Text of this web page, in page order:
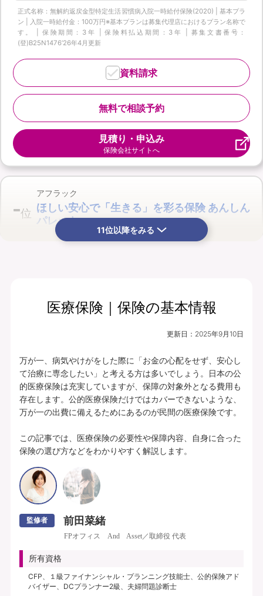
正式名称：無解約返戻金型特定生活習慣病入院一時給付保険(2020) | 基本プラ
ン | 入院一時給付金：100万円※基本プランは募集代理店におけるプラン名称で
す。 | 保険期間：3年 | 保険料払込期間：3年 | 募集文書番号：
(登)B25N1476‘26年4月更新
無料で相談予約
資料請求
見積り・申込み
保険会社サイトへ
-位
アフラック
ほしい安心で「生きる」を彩る保険 あんしん
パレット
月払保険料 保険期間
終身（総合先進医
プランの中身を見る
入院・手術・放射線治療、通院・先進医療
に備えられます。
豊富な特約ラインナップからお客さまのニ
ーズに合わせて保障を充実させることがで
きます。
あんしんパレット｜ていばん医療｜保険料払方タイプ：定額タイプ｜個別取扱
｜入院給付金日額5,000円（60日型）、通院給付金日額5,000円、手術・放射
線治療給付金特約 5万円(外来手術給付割合：100％)、総合先進医療特約付
き、保険料払込免除特約なし、初期入院10日給付特則付き、三大疾病支払日数
無制限延長特則付き | | 保険期間：終身（総合先進医療特約は10年） | 保険料
払込期間：終身（総合先進医療特約は10年） | 募集文書番号：AFH277-
2025-0355 2月17日(280217)
資料請求
11位以降をみる
医療保険｜保険の基本情報
更新日： 2025年9月10日
万が一、病気やけがをした際に「お金の心配をせず、安心し
て治療に専念したい」と考える方は多いでしょう。日本の公
的医療保険は充実していますが、保障の対象外となる費用も
存在します。公的医療保険だけではカバーできないような、
万が一の出費に備えるためにあるのが民間の医療保険です。
この記事では、医療保険の必要性や保障内容、自身に合った
保険の選び方などをわかりやすく解説します。
監修者 前田菜緒
FPオフィス And Asset／取締役 代表
所有資格
CFP、１級ファイナンシャル・プランニング技能士、公的保険アド
バイザー、DCプランナー2級、夫婦問題診断士